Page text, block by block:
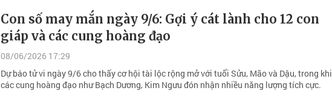
Con số may mắn ngày 9/6: Gợi ý cát lành cho 12 con
giáp và các cung hoàng đạo
08/06/2026 17:29
Dự báo tử vi ngày 9/6 cho thấy cơ hội tài lộc rộng mở với tuổi Sửu, Mão và Dậu, trong khi
các cung hoàng đạo như Bạch Dương, Kim Ngưu đón nhận nhiều năng lượng tích cực.